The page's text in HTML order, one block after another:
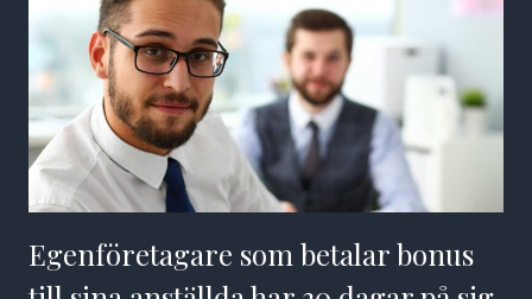
Egenföretagare som betalar bonus